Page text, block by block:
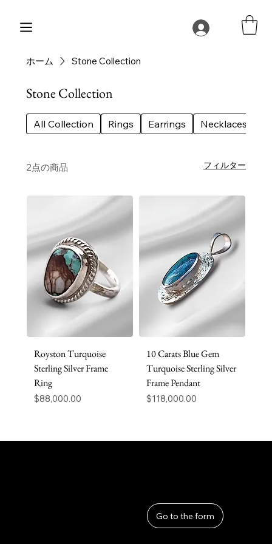
ホーム Stone Collection
Stone Collection
All Collection Rings Earrings Necklaces
2点の商品 フィルター
Royston Turquoise
Sterling Silver Frame
Ring
価格
$88,000.00
10 Carats Blue Gem
Turquoise Sterling Silver
Frame Pendant
価格
$118,000.00
Go to the form